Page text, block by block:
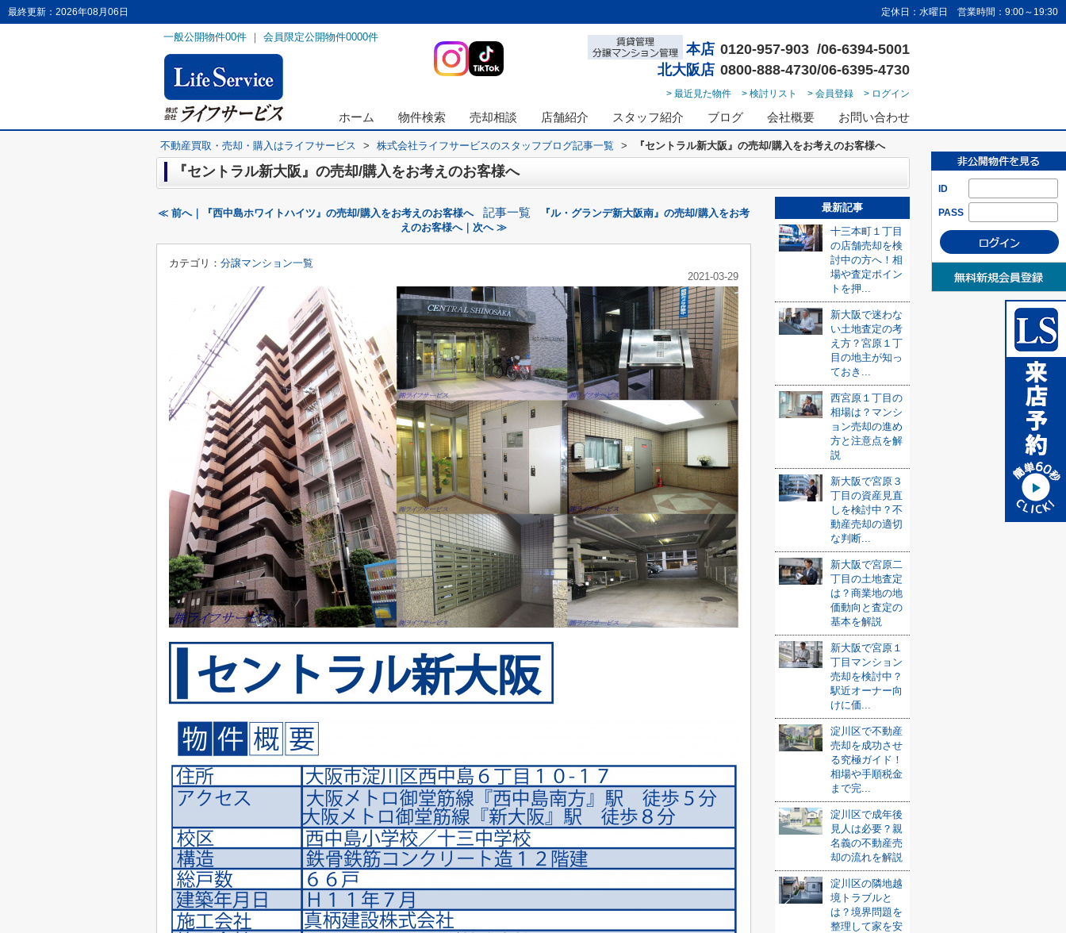
最終更新：2026年08月06日 定休日：水曜日 営業時間：9:00～19:30
一般公開物件00件 ｜ 会員限定公開物件0000件
本店 0120-957-903 /06-6394-5001
北大阪店 0800-888-4730/06-6395-4730
> 最近見た物件 > 検討リスト > 会員登録 > ログイン
ホーム 物件検索 売却相談 店舗紹介 スタッフ紹介 ブログ 会社概要 お問い合わせ
ID
PASS
不動産買取・売却・購入はライフサービス > 株式会社ライフサービスのスタッフブログ記事一覧 > 『セントラル新大阪』の売却/購入をお考えのお客様へ
『セントラル新大阪』の売却/購入をお考えのお客様へ
≪ 前へ｜『西中島ホワイトハイツ』の売却/購入をお考えのお客様へ 記事一覧
『ル・グランデ新大阪南』の売却/購入をお考
えのお客様へ｜次へ ≫
カテゴリ： 分譲マンション一覧
2021-03-29
最新記事
十三本町１丁目
の店舗売却を検
討中の方へ！相
場や査定ポイン
トを押...
新大阪で迷わな
い土地査定の考
え方？宮原１丁
目の地主が知っ
ておき...
西宮原１丁目の
相場は？マンシ
ョン売却の進め
方と注意点を解
説
新大阪で宮原３
丁目の資産見直
しを検討中？不
動産売却の適切
な判断...
新大阪で宮原二
丁目の土地査定
は？商業地の地
価動向と査定の
基本を解説
新大阪で宮原１
丁目マンション
売却を検討中？
駅近オーナー向
けに価...
淀川区で不動産
売却を成功させ
る究極ガイド！
相場や手順税金
まで完...
淀川区で成年後
見人は必要？親
名義の不動産売
却の流れを解説
淀川区の隣地越
境トラブルと
は？境界問題を
整理して家を安